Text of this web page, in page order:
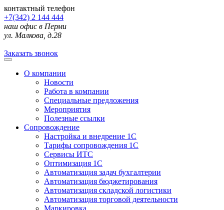
контактный телефон
+7(342) 2 144 444
наш офис в Перми
ул. Малкова, д.28
Заказать звонок
О компании
Новости
Работа в компании
Специальные предложения
Мероприятия
Полезные ссылки
Сопровождение
Настройка и внедрение 1С
Тарифы сопровождения 1С
Сервисы ИТС
Оптимизация 1С
Автоматизация задач бухгалтерии
Автоматизация бюджетирования
Автоматизация складской логистики
Автоматизация торговой деятельности
Маркировка